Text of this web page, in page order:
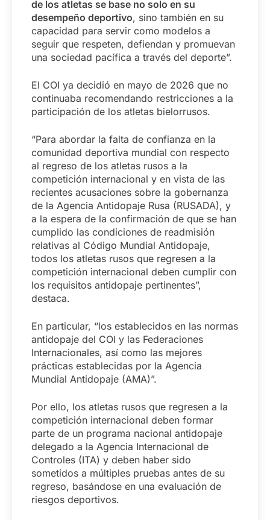
de los atletas se base no solo en su
desempeño deportivo, sino también en su
capacidad para servir como modelos a
seguir que respeten, defiendan y promuevan
una sociedad pacífica a través del deporte”.
El COI ya decidió en mayo de 2026 que no
continuaba recomendando restricciones a la
participación de los atletas bielorrusos.
“Para abordar la falta de confianza en la
comunidad deportiva mundial con respecto
al regreso de los atletas rusos a la
competición internacional y en vista de las
recientes acusaciones sobre la gobernanza
de la Agencia Antidopaje Rusa (RUSADA), y
a la espera de la confirmación de que se han
cumplido las condiciones de readmisión
relativas al Código Mundial Antidopaje,
todos los atletas rusos que regresen a la
competición internacional deben cumplir con
los requisitos antidopaje pertinentes”,
destaca.
En particular, “los establecidos en las normas
antidopaje del COI y las Federaciones
Internacionales, así como las mejores
prácticas establecidas por la Agencia
Mundial Antidopaje (AMA)”.
Por ello, los atletas rusos que regresen a la
competición internacional deben formar
parte de un programa nacional antidopaje
delegado a la Agencia Internacional de
Controles (ITA) y deben haber sido
sometidos a múltiples pruebas antes de su
regreso, basándose en una evaluación de
riesgos deportivos.